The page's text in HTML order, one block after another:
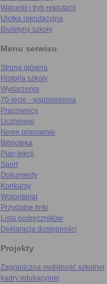
Warunki i tryb rekrutacji
Ulotka rekrutacyjna
Biuletyny szkoły
Menu serwisu
Strona główna
Historia szkoły
Wydarzenia
70-lecie - wspomnienia
Pracownicy
Uczniowie
Nowe pracownie
Biblioteka
Plan lekcji
Sport
Dokumenty
Konkursy
Wolontariat
Przydatne linki
Lista podręczników
Deklaracja dostępności
Projekty
Zagraniczna mobilność szkolnej
kadry edukacyjnej